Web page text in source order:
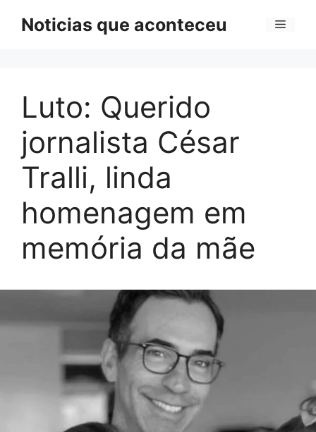
Noticias que aconteceu Menu
Luto: Querido
jornalista César
Tralli, linda
homenagem em
memória da mãe